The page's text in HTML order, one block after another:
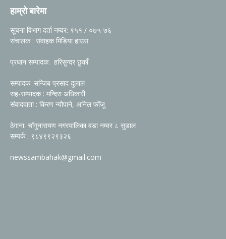
हाम्रो बारेमा
सूचना विभाग दर्ता नम्वर: ९५१ / ०७५-७६
संचालक : संवाहक मिडिया हाउस
प्रधान सम्पादक: हरिसुन्दर छुकाँ
सम्पादक :सन्जिब प्रसाद दुलाल
सह-सम्पादक : मन्दिरा अधिकारी
संवाददाता : किरण न्यौपाने, अनिल फोँजू
ठेगाना: चाँगुनारायण नगरपालिका वडा नम्वर ८ सुडाल
सम्पर्क : ९८४९९२९३२६
newssambahak@gmail.com